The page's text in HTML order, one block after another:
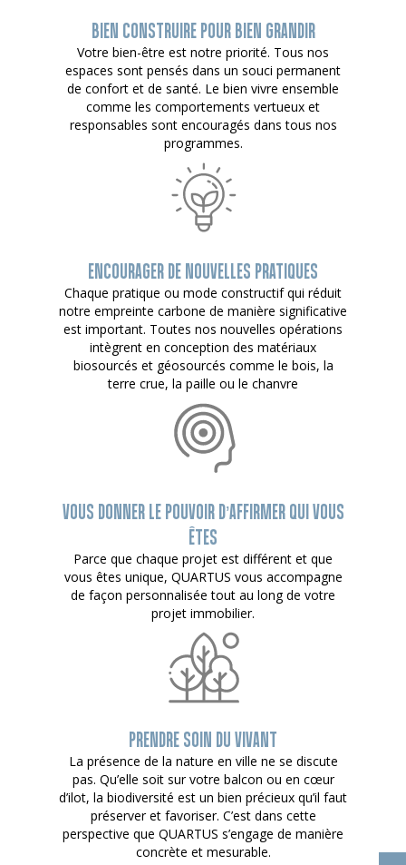
BIEN CONSTRUIRE POUR BIEN GRANDIR
Votre bien-être est notre priorité. Tous nos
espaces sont pensés dans un souci permanent
de confort et de santé. Le bien vivre ensemble
comme les comportements vertueux et
responsables sont encouragés dans tous nos
programmes.
ENCOURAGER DE NOUVELLES PRATIQUES
Chaque pratique ou mode constructif qui réduit
notre empreinte carbone de manière significative
est important. Toutes nos nouvelles opérations
intègrent en conception des matériaux
biosourcés et géosourcés comme le bois, la
terre crue, la paille ou le chanvre
VOUS DONNER LE POUVOIR D’AFFIRMER QUI VOUS
ÊTES
Parce que chaque projet est différent et que
vous êtes unique, QUARTUS vous accompagne
de façon personnalisée tout au long de votre
projet immobilier.
PRENDRE SOIN DU VIVANT
La présence de la nature en ville ne se discute
pas. Qu’elle soit sur votre balcon ou en cœur
d’ilot, la biodiversité est un bien précieux qu’il faut
préserver et favoriser. C’est dans cette
perspective que QUARTUS s’engage de manière
concrète et mesurable.